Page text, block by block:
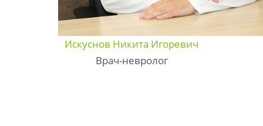
Искуснов Никита Игоревич
Врач-невролог